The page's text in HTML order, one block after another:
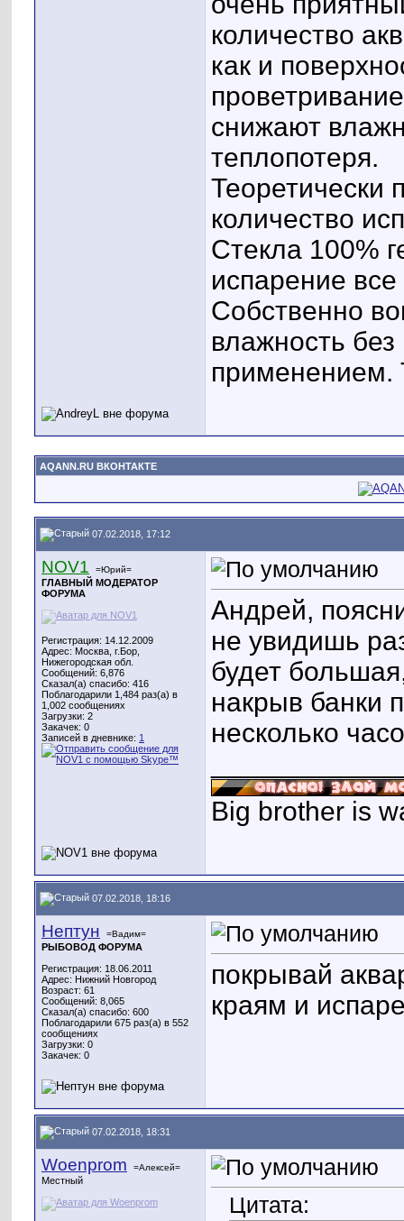
количество
как и
снижают
теплопотеря.
Теоретически
количество
Стекла 100%
испарение
Собственно
влажность
применением.
AQANN.RU ВКОНТАКТЕ
07.02.2018, 17:12
NOV1 =Юрий=
ГЛАВНЫЙ МОДЕРАТОР
ФОРУМА
Регистрация: 14.12.2009
Адрес: Москва, г.Бор,
Нижегородская обл.
Сообщений: 6,876
Сказал(а) спасибо: 416
Поблагодарили 1,484 раз(а) в
1,002 сообщениях
Загрузки: 2
Закачек: 0
Записей в дневнике: 1
Андрей,
не увидишь
будет
накрыв банки
несколько
Big brother is
07.02.2018, 18:16
Нептун =Вадим=
РЫБОВОД ФОРУМА
Регистрация: 18.06.2011
Адрес: Нижний Новгород
Возраст: 61
Сообщений: 8,065
Сказал(а) спасибо: 600
Поблагодарили 675 раз(а) в 552
сообщениях
Загрузки: 0
Закачек: 0
покрывай
краям и
07.02.2018, 18:31
Woenprom =Алексей=
Местный
Цитата: